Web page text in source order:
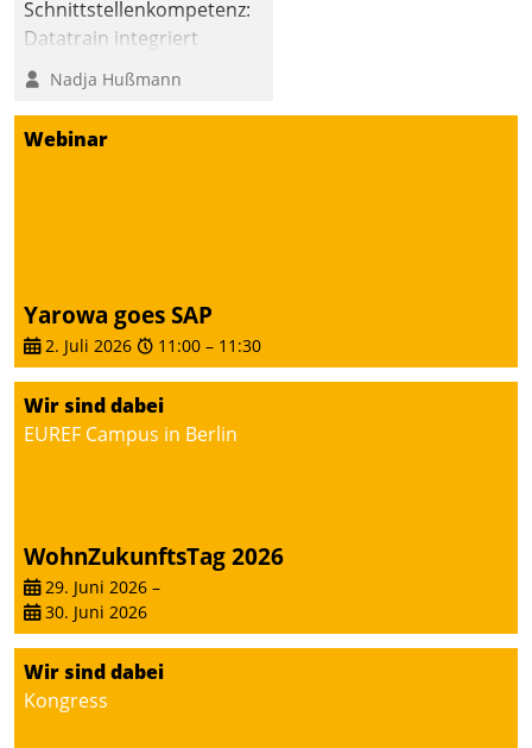
Schnittstellenkompetenz:
Datatrain integriert
Yarowas Portal zur
Vergabe und Verwaltung
von Aufträgen der
operativen
den Weg vom
Mieteranliegen zum
Dienstleisterauftrag.
Nadja Hußmann
Webinar
Yarowa goes SAP
2. Juli 2026 11:00 – 11:30
Wir sind dabei
EUREF Campus in Berlin
WohnZukunftsTag 2026
29. Juni 2026 –
30. Juni 2026
Wir sind dabei
Kongress